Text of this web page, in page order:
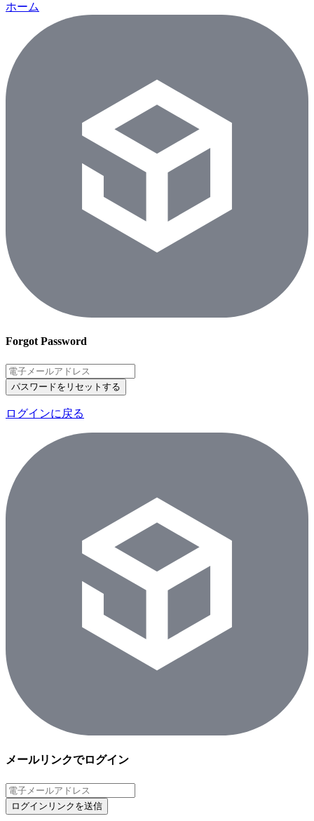
ホーム
Forgot Password
パスワードをリセットする
ログインに戻る
メールリンクでログイン
ログインリンクを送信